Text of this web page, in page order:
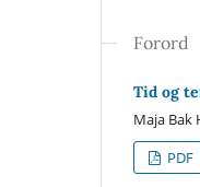
Forord
Tid og
Maja Bak
PDF